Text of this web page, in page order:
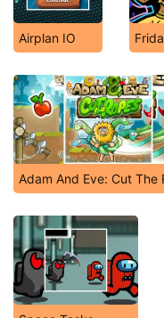
Airplan IO
Adam And Eve: Cut The